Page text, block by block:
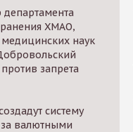
ХМАО,
медицинских наук
запрета
систему
за валютными